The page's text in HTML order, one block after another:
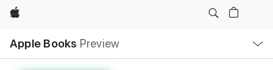
Apple
Apple Books Preview
Nav
Open
Menu